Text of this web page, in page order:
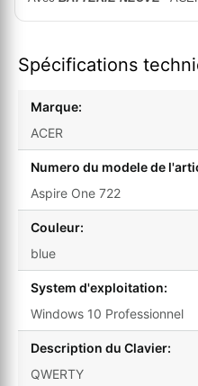
Spécifications
Marque:
ACER
Numero du modele de
Aspire One 722
Couleur:
blue
System d'exploitation:
Windows 10 Professionnel
Description du Clavier:
QWERTY